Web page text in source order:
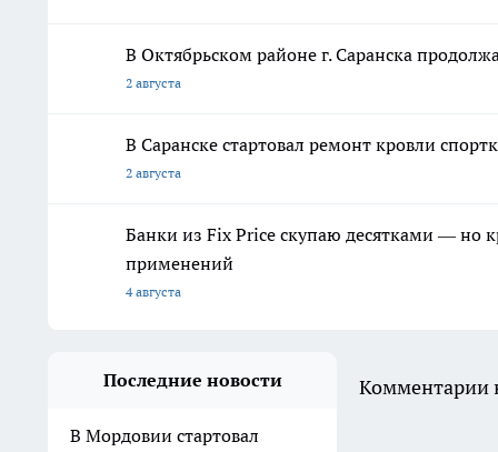
В Октябрьском районе г. Саранска
2 августа
В Саранске стартовал ремонт кровли
2 августа
Банки из Fix Price скупаю десятками — но
применений
4 августа
Последние новости
В Мордовии стартовал
Комментарии